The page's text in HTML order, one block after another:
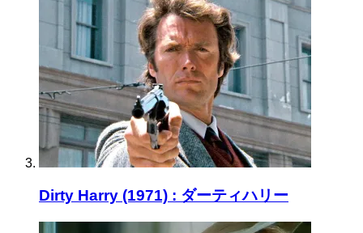
Dirty Harry (1971) : ダーティハリー